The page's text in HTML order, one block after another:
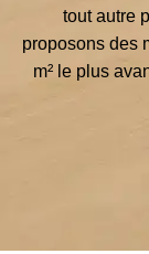
tout autre
proposons des
m² le plus